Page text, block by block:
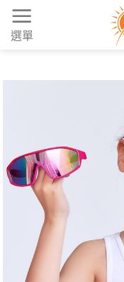
Skip
content
選單